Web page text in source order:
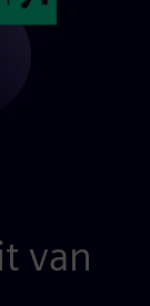
van